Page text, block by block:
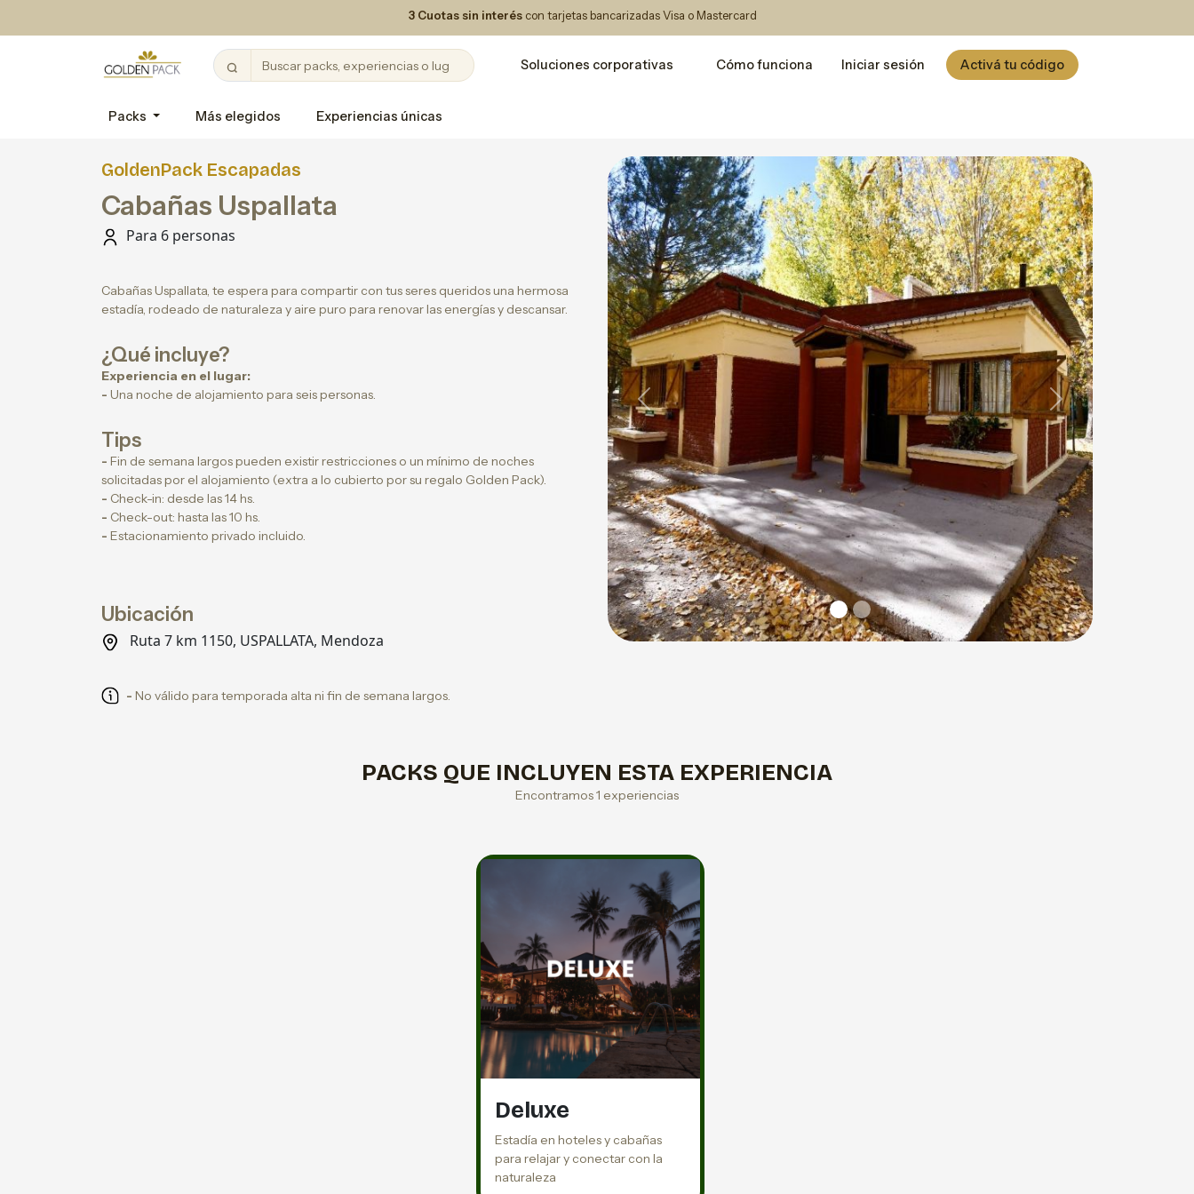
3 Cuotas sin interés con tarjetas bancarizadas Visa o Mastercard
Soluciones corporativas Cómo funciona Iniciar sesión Activá tu código
Packs Más elegidos Experiencias únicas
GoldenPack Escapadas
Cabañas Uspallata
Para 6 personas
Cabañas Uspallata, te espera para compartir con tus seres queridos una hermosa
estadía, rodeado de naturaleza y aire puro para renovar las energías y descansar.
¿Qué incluye?
Experiencia en el lugar:
- Una noche de alojamiento para seis personas.
Tips
- Fin de semana largos pueden existir restricciones o un mínimo de noches
solicitadas por el alojamiento (extra a lo cubierto por su regalo Golden Pack).
- Check-in: desde las 14 hs.
- Check-out: hasta las 10 hs.
- Estacionamiento privado incluido.
Ubicación
Ruta 7 km 1150, USPALLATA, Mendoza
- No válido para temporada alta ni fin de semana largos.
Previous Next
PACKS QUE INCLUYEN ESTA EXPERIENCIA
Encontramos 1 experiencias
Deluxe
Estadía en hoteles y cabañas
para relajar y conectar con la
naturaleza